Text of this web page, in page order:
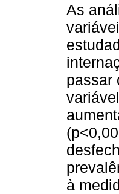
As
passar
à